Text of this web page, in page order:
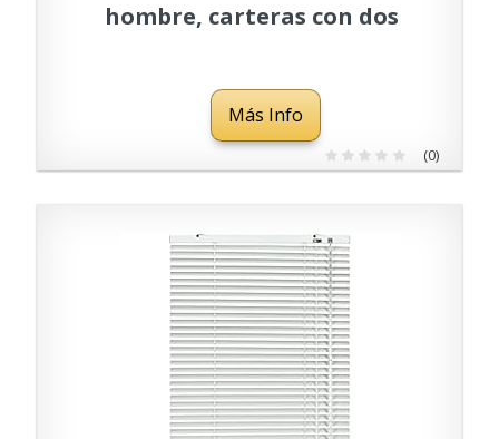
hombre, carteras con dos
bolsillo de plata, bolso
para hombres, billetera de
Más Info
(0)